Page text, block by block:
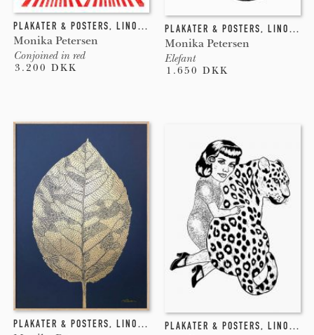
PLAKATER & POSTERS, LINOLEUMSTRYK
Monika Petersen
Conjoined in red
3.200 DKK
PLAKATER & POSTERS, LINOLEUMSTRYK
Monika Petersen
Elefant
1.650 DKK
PLAKATER & POSTERS, LINOLEUMSTRYK PLAKATER & POSTERS, LINOLEUMSTRYK